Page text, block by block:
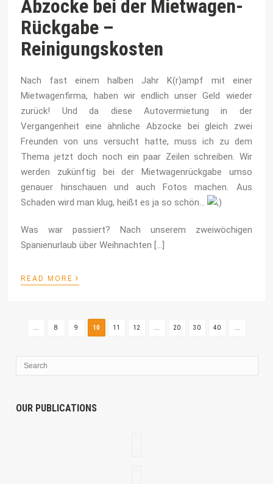
Abzocke bei der Mietwagen-
Rückgabe –
Reinigungskosten
Nach fast einem halben Jahr K(r)ampf mit einer
Mietwagenfirma, haben wir endlich unser Geld wieder
zurück! Und da diese Autovermietung in der
Vergangenheit eine ähnliche Abzocke bei gleich zwei
Freunden von uns versucht hatte, muss ich zu dem
Thema jetzt doch noch ein paar Zeilen schreiben. Wir
werden zukünftig bei der Mietwagenrückgabe umso
genauer hinschauen und auch Fotos machen. Aus
Schaden wird man klug, heißt es ja so schön…
Was war passiert? Nach unserem zweiwöchigen
Spanienurlaub über Weihnachten […]
READ MORE ›
8 9 10 11 12 20 30 40
OUR PUBLICATIONS